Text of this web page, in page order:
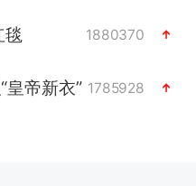
毯 1880370
皇帝新衣” 1785928